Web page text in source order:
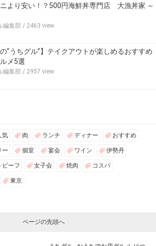
より安い！？500円海鮮丼専門店 大漁丼家 ～
編集部 / 2463 view
の”うちグル”】テイクアウトが楽しめるおすすめ
メ5選
編集部 / 2957 view
気 肉 ランチ ディナー おすすめ
ー 個室 宴会 ワイン 伊勢丹
ビーフ 女子会 焼肉 コスパ
東京
ページの先頭へ